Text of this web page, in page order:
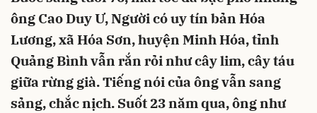
ông Cao Duy Ư, Người có uy tín bản Hóa
Lương, xã Hóa Sơn, huyện Minh Hóa, tỉnh
Quảng Bình vẫn rắn rỏi như cây lim, cây táu
giữa rừng già. Tiếng nói của ông vẫn sang
sảng, chắc nịch. Suốt 23 năm qua, ông như
Hủy